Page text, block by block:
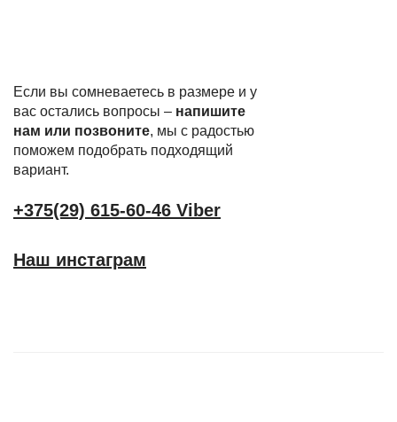
Если вы сомневаетесь в размере и у
вас остались вопросы – напишите
нам или позвоните, мы с радостью
поможем подобрать подходящий
вариант.
+375(29) 615-60-46 Viber
Наш инстаграм